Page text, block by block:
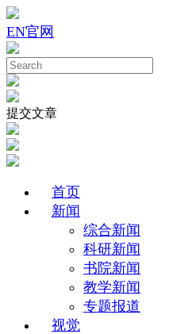
EN官网
提交文章
首页
新闻
综合新闻
科研新闻
书院新闻
教学新闻
专题报道
视觉